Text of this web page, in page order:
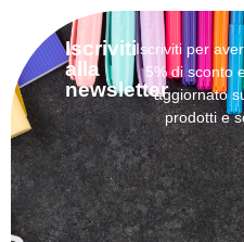
Iscriviti
alla
newsletter
Iscriviti per
5% di sconto
aggiornato
prodotti e